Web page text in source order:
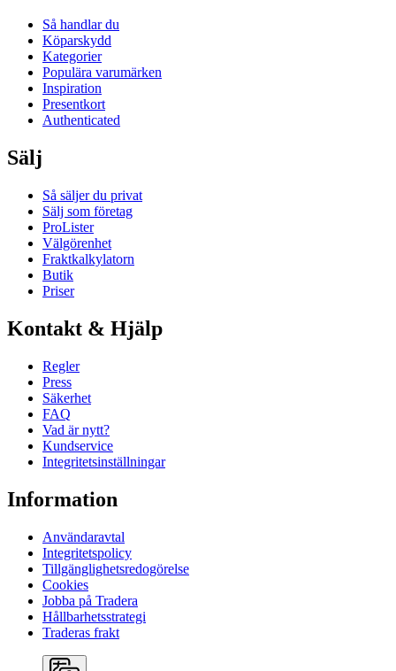
Så handlar du
Köparskydd
Kategorier
Populära varumärken
Inspiration
Presentkort
Authenticated
Sälj
Så säljer du privat
Sälj som företag
ProLister
Välgörenhet
Fraktkalkylatorn
Butik
Priser
Kontakt & Hjälp
Regler
Press
Säkerhet
FAQ
Vad är nytt?
Kundservice
Integritetsinställningar
Information
Användaravtal
Integritetspolicy
Tillgänglighetsredogörelse
Cookies
Jobba på Tradera
Hållbarhetsstrategi
Traderas frakt